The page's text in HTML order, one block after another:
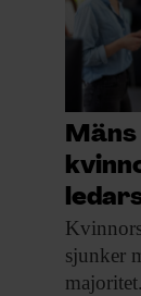
Mäns
sjunker
majoritet.